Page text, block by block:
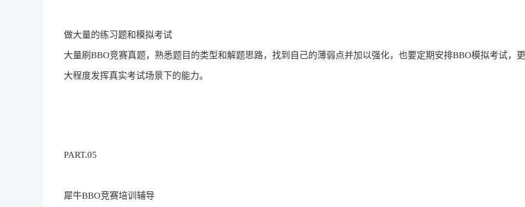
做大量的练习题和模拟考试
大量刷BBO竞赛真题，熟悉题目的类型和解题思路，找到自己的薄弱点并加以强化，也要定期安排BBO模拟考试，更
大程度发挥真实考试场景下的能力。
PART.05
犀牛BBO竞赛培训辅导